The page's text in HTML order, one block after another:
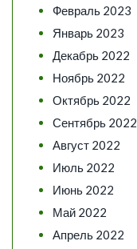
Февраль 2023
Январь 2023
Декабрь 2022
Ноябрь 2022
Октябрь 2022
Сентябрь 2022
Август 2022
Июль 2022
Июнь 2022
Май 2022
Апрель 2022